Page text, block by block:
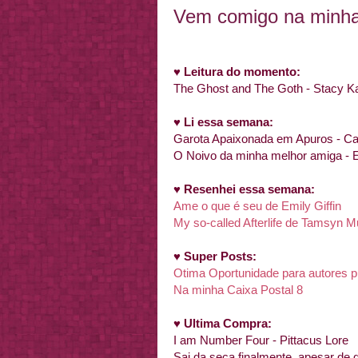
Vem comigo na
♥ Leitura do momento:
The Ghost and The Goth - Stacy
♥ Li essa semana:
Garota Apaixonada em Apuros -
O Noivo da minha melhor amiga -
♥ Resenhei essa semana:
Ame o que é seu de Emily Giffin
My so-called Afterlife de Tamsyn
♥ Super Posts:
Otima Oportunidade para autores
Na minha Caixa Postal 8
♥ Ultima Compra:
I am Number Four - Pittacus Lore